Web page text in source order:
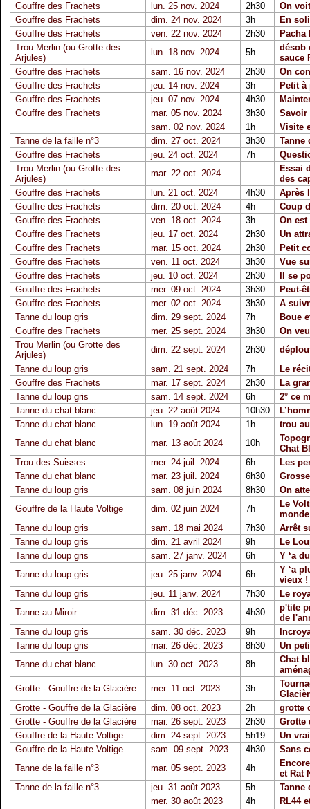
Gouffre des Frachets
lun. 25 nov. 2024 2h30
On
Gouffre des Frachets
dim. 24 nov. 2024 3h
En
Gouffre des Frachets
ven. 22 nov. 2024 2h30
Pacha
Trou Merlin (ou Grotte des
Arjules)
lun. 18 nov. 2024 5h
désob
sauce
Gouffre des Frachets
sam. 16 nov. 2024 2h30
On
Gouffre des Frachets
jeu. 14 nov. 2024 3h
Petit
Gouffre des Frachets
jeu. 07 nov. 2024 4h30
Gouffre des Frachets
mar. 05 nov. 2024 3h30
Savoir
sam. 02 nov. 2024
1h
Visite
Tanne de la faille n°3
dim. 27 oct. 2024 3h30
Tanne
Gouffre des Frachets
jeu. 24 oct. 2024 7h
Trou Merlin (ou Grotte des
Arjules)
mar. 22 oct. 2024
Essai
des
Gouffre des Frachets
lun. 21 oct. 2024 4h30
Après
Gouffre des Frachets
dim. 20 oct. 2024 4h
Coup
Gouffre des Frachets
ven. 18 oct. 2024 3h
On est
Gouffre des Frachets
jeu. 17 oct. 2024 2h30
Un
Gouffre des Frachets
mar. 15 oct. 2024 2h30
Petit
Gouffre des Frachets
ven. 11 oct. 2024 3h30
Vue
Gouffre des Frachets
jeu. 10 oct. 2024 2h30
Il se
Gouffre des Frachets
mer. 09 oct. 2024 3h30
Peut-
Gouffre des Frachets
mer. 02 oct. 2024 3h30
A
Tanne du loup gris
dim. 29 sept. 2024 7h
Boue
Gouffre des Frachets
mer. 25 sept. 2024 3h30
On
Trou Merlin (ou Grotte des
Arjules)
dim. 22 sept. 2024 2h30
Tanne du loup gris
sam. 21 sept. 2024 7h
Le
Gouffre des Frachets
mar. 17 sept. 2024 2h30
La
Tanne du loup gris
sam. 14 sept. 2024 6h
2° ce
Tanne du chat blanc
jeu. 22 août 2024 10h30
Tanne du chat blanc
lun. 19 août 2024 1h
trou
Tanne du chat blanc
mar. 13 août 2024 10h
Chat
Trou des Suisses
mer. 24 juil. 2024 6h
Les
Tanne du chat blanc
mar. 23 juil. 2024 6h30
Tanne du loup gris
sam. 08 juin 2024 8h30
On
Gouffre de la Haute Voltige
dim. 02 juin 2024 7h
Le
Tanne du loup gris
sam. 18 mai 2024 7h30
Arrêt
Tanne du loup gris
dim. 21 avril 2024 9h
Le
Tanne du loup gris
sam. 27 janv. 2024 6h
Y ‘a
Tanne du loup gris
jeu. 25 janv. 2024 6h
Y ‘a
vieux !
Tanne du loup gris
jeu. 11 janv. 2024 7h30
Le
Tanne au Miroir
dim. 31 déc. 2023 4h30
p'tite
de
Tanne du loup gris
sam. 30 déc. 2023 9h
Tanne du loup gris
mar. 26 déc. 2023 8h30
Un
Tanne du chat blanc
lun. 30 oct. 2023 8h
Chat
Grotte - Gouffre de la Glacière
mer. 11 oct. 2023 3h
Grotte - Gouffre de la Glacière
dim. 08 oct. 2023 2h
grotte
Grotte - Gouffre de la Glacière
mar. 26 sept. 2023 2h30
Grotte
Gouffre de la Haute Voltige
dim. 24 sept. 2023 5h19
Un
Gouffre de la Haute Voltige
sam. 09 sept. 2023 4h30
Sans
Tanne de la faille n°3
mar. 05 sept. 2023 4h
et Rat
Tanne de la faille n°3
jeu. 31 août 2023 5h
Tanne
mer. 30 août 2023
4h
RL44